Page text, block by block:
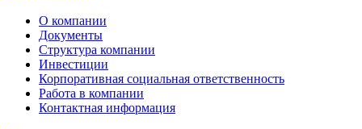
О компании
Документы
Структура компании
Инвестиции
Корпоративная социальная ответственность
Работа в компании
Контактная информация